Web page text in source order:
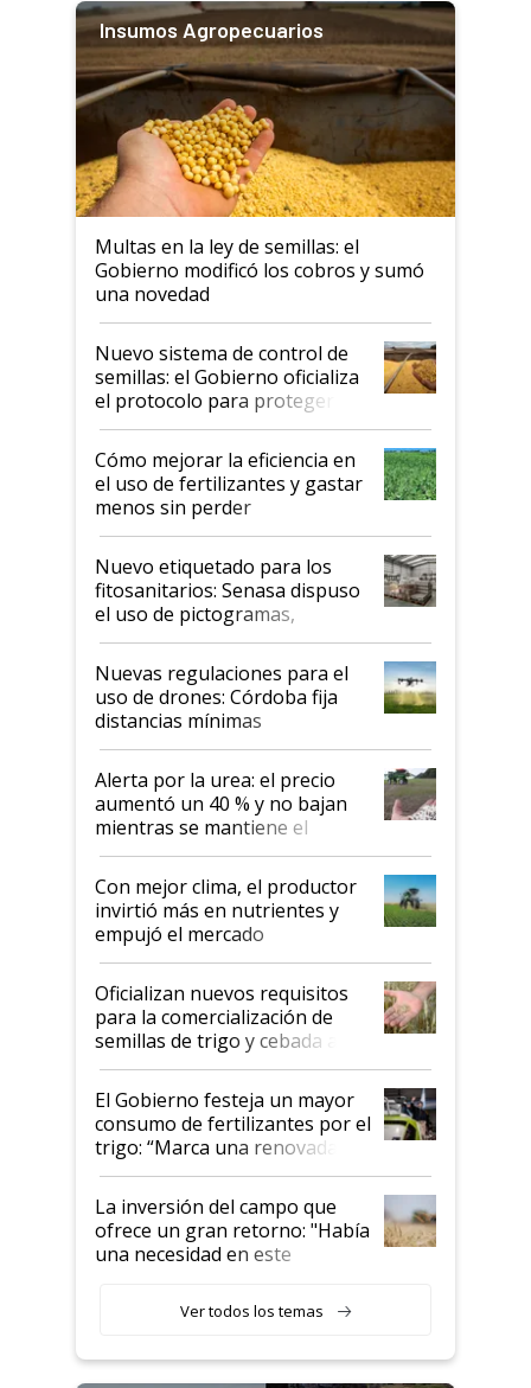
Insumos Agropecuarios
Multas en la ley de semillas: el
Gobierno modificó los cobros y sumó
una novedad
Nuevo sistema de control de
semillas: el Gobierno oficializa
el protocolo para proteger la
propiedad intelectual
Cómo mejorar la eficiencia en
el uso de fertilizantes y gastar
menos sin perder
productividad en la campaña
fina
Nuevo etiquetado para los
fitosanitarios: Senasa dispuso
el uso de pictogramas,
palabras de advertencia e
indicaciones
Nuevas regulaciones para el
uso de drones: Córdoba fija
distancias mínimas
Alerta por la urea: el precio
aumentó un 40 % y no bajan
mientras se mantiene el
conflicto en Medio Oriente
Con mejor clima, el productor
invirtió más en nutrientes y
empujó el mercado
Oficializan nuevos requisitos
para la comercialización de
semillas de trigo y cebada a
granel
El Gobierno festeja un mayor
consumo de fertilizantes por el
trigo: “Marca una renovada
confianza de los productores”
La inversión del campo que
ofrece un gran retorno: "Había
una necesidad en este
Ver todos los temas